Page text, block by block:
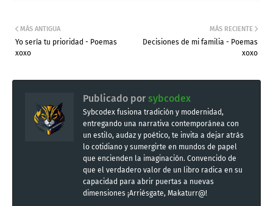
MÁS RECIENTE
Decisiones de mi familia - Poemas
xoxo
MÁS ANTIGUA
Yo sería tu prioridad - Poemas
xoxo
Publicado por sybcodex
Sybcodex fusiona tradición y modernidad,
entregando una narrativa contemporánea con
un estilo, audaz y poético, te invita a dejar atrás
lo cotidiano y sumergirte en mundos de papel
que encienden la imaginación. Convencido de
que el verdadero valor de un libro radica en su
capacidad para abrir puertas a nuevas
dimensiones ¡Arriésgate, Makaturr@!